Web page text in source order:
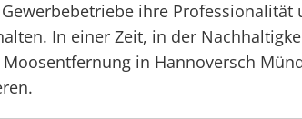
ihre
In einer Zeit, in der
in Hannoversch